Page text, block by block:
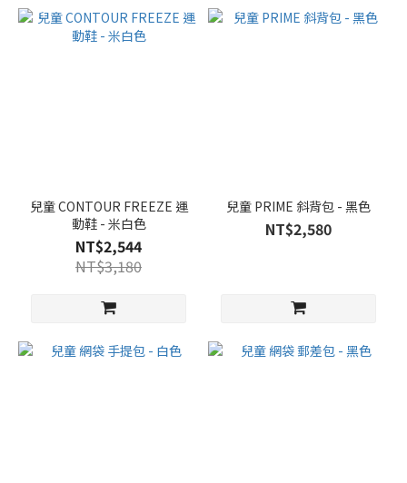
兒童 CONTOUR FREEZE 運
動鞋 - 米白色
NT$2,544
NT$3,180
兒童 PRIME 斜背包 - 黑色
NT$2,580